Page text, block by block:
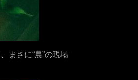
まさに“農”の現場